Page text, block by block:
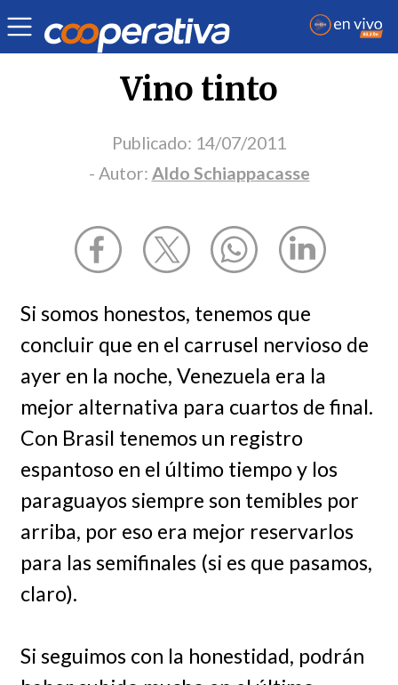
Opinión | Aldo Schiappacasse
Vino tinto
Publicado: 14/07/2011
- Autor: Aldo Schiappacasse
Si somos honestos, tenemos que
concluir que en el carrusel nervioso de
ayer en la noche, Venezuela era la
mejor alternativa para cuartos de final.
Con Brasil tenemos un registro
espantoso en el último tiempo y los
paraguayos siempre son temibles por
arriba, por eso era mejor reservarlos
para las semifinales (si es que pasamos,
claro).
Si seguimos con la honestidad, podrán